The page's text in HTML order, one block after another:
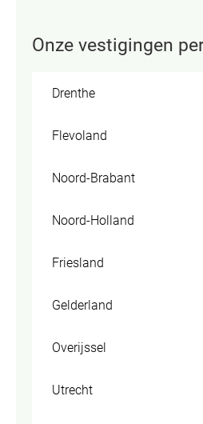
Onze vestigingen
Drenthe
Flevoland
Noord-Brabant
Noord-Holland
Friesland
Gelderland
Overijssel
Utrecht